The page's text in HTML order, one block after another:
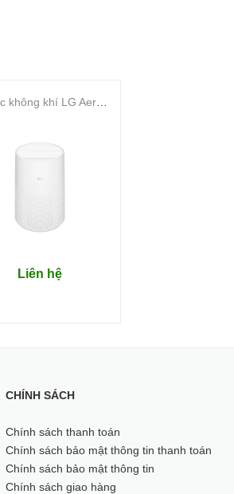
Liên hệ
CHÍNH SÁCH
Chính sách thanh toán
Chính sách bảo mật thông tin thanh toán
Chính sách bảo mật thông tin
Chính sách giao hàng